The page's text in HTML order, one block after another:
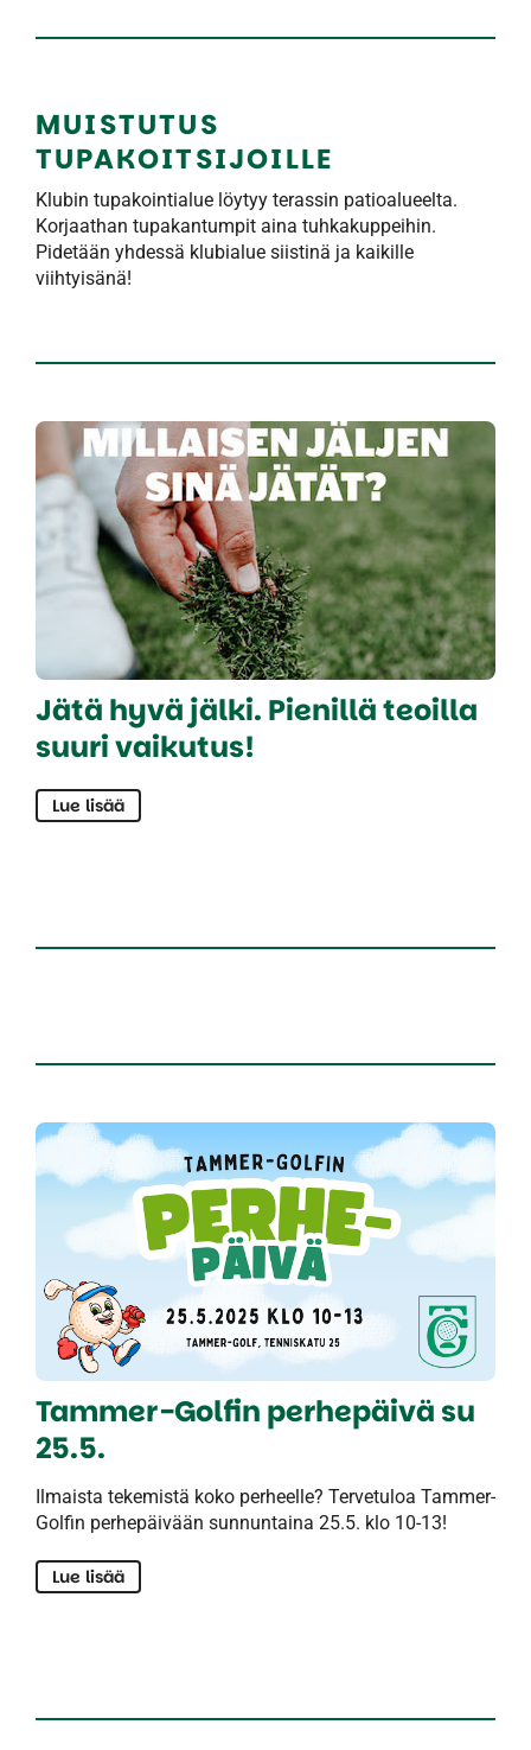
MUISTUTUS
TUPAKOITSIJOILLE
Klubin tupakointialue löytyy terassin patioalueelta.
Korjaathan tupakantumpit aina tuhkakuppeihin.
Pidetään yhdessä klubialue siistinä ja kaikille
viihtyisänä!
Jätä hyvä jälki. Pienillä teoilla
suuri vaikutus!
Lue lisää
Tammer-Golfin perhepäivä su
25.5.
Ilmaista tekemistä koko perheelle? Tervetuloa Tammer-
Golfin perhepäivään sunnuntaina 25.5. klo 10-13!
Lue lisää